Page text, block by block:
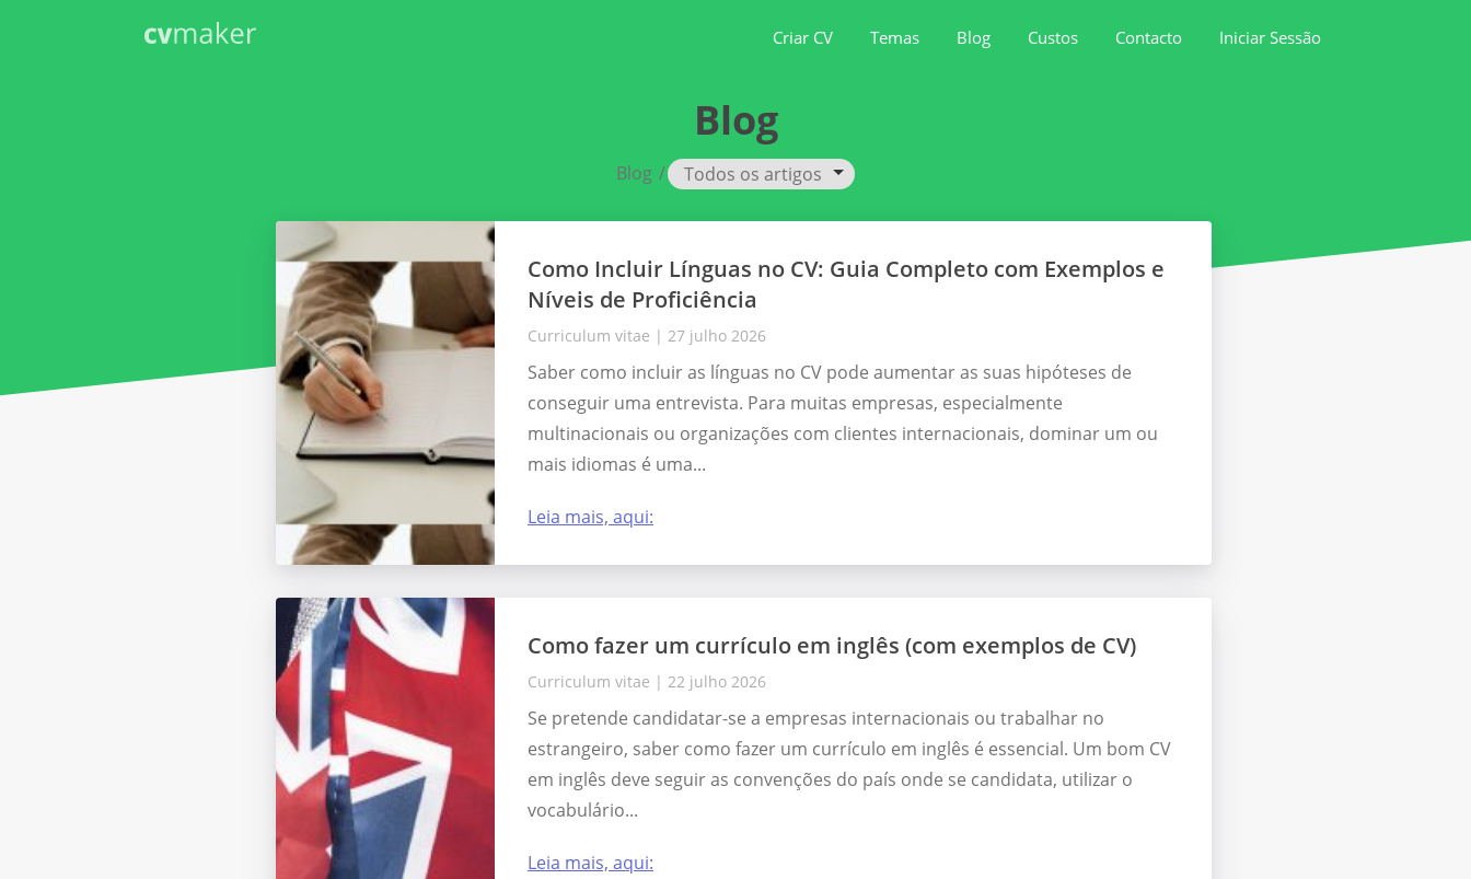
Criar CV Temas Blog Custos Contacto Iniciar Sessão
Blog
Blog / Todos os artigos
Como Incluir Línguas no CV: Guia Completo com Exemplos e
Níveis de Proficiência
Curriculum vitae | 27 julho 2026
Saber como incluir as línguas no CV pode aumentar as suas hipóteses de
conseguir uma entrevista. Para muitas empresas, especialmente
multinacionais ou organizações com clientes internacionais, dominar um ou
mais idiomas é uma...
Leia mais, aqui:
Como fazer um currículo em inglês (com exemplos de CV)
Curriculum vitae | 22 julho 2026
Se pretende candidatar-se a empresas internacionais ou trabalhar no
estrangeiro, saber como fazer um currículo em inglês é essencial. Um bom CV
em inglês deve seguir as convenções do país onde se candidata, utilizar o
vocabulário...
Leia mais, aqui: